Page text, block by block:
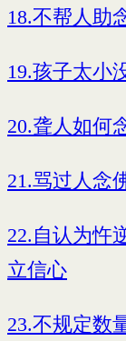
18.不帮人助
19.孩子太小
20.聋人如何
21.骂过人念
22.自认为忤
立信心
23.不规定数